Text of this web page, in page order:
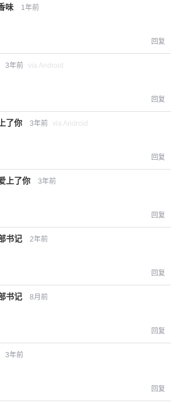
味 1年前
回复
3年前 via Android
回复
了你 3年前 via Android
回复
上了你 3年前
回复
书记 2年前
回复
书记 8月前
回复
3年前
回复
布内容，请购买会员或者提升权